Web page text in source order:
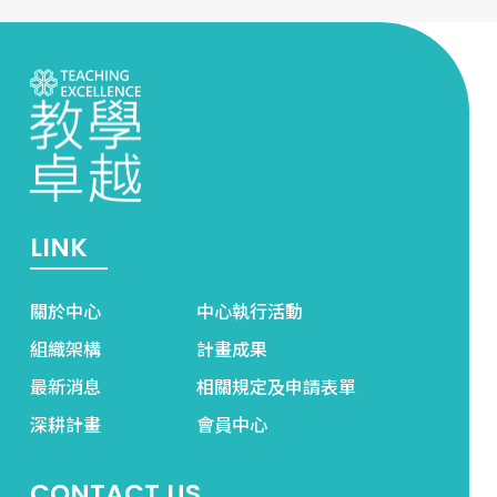
LINK
關於中心
中心執行活動
組織架構
計畫成果
最新消息
相關規定及申請表單
深耕計畫
會員中心